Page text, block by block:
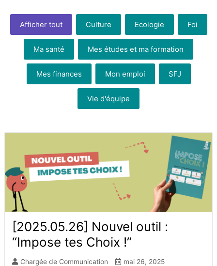
Afficher tout Culture Ecologie Foi
Ma santé Mes études et ma formation
Mes finances Mon emploi SFJ
Vie d'équipe
[2025.05.26] Nouvel outil :
“Impose tes Choix !”
Chargée de Communication
mai 26, 2025